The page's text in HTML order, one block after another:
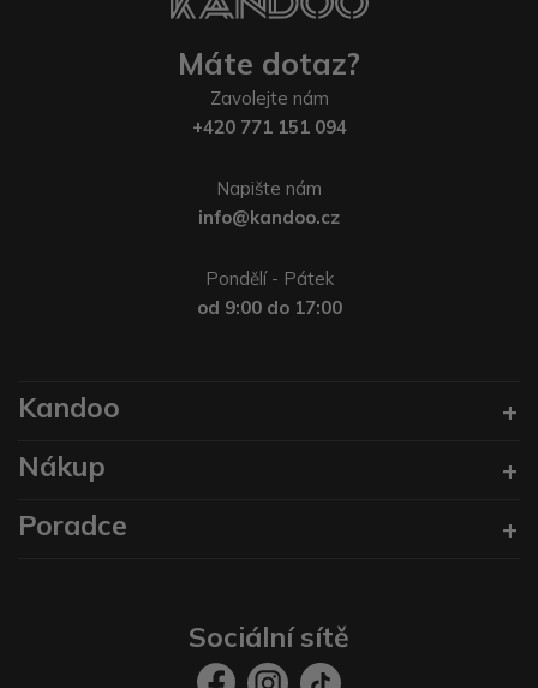
Máte dotaz?
Zavolejte nám
+420 771 151 094
Napište nám
info@kandoo.cz
Pondělí - Pátek
od 9:00 do 17:00
Kandoo
Nákup
Poradce
Sociální sítě